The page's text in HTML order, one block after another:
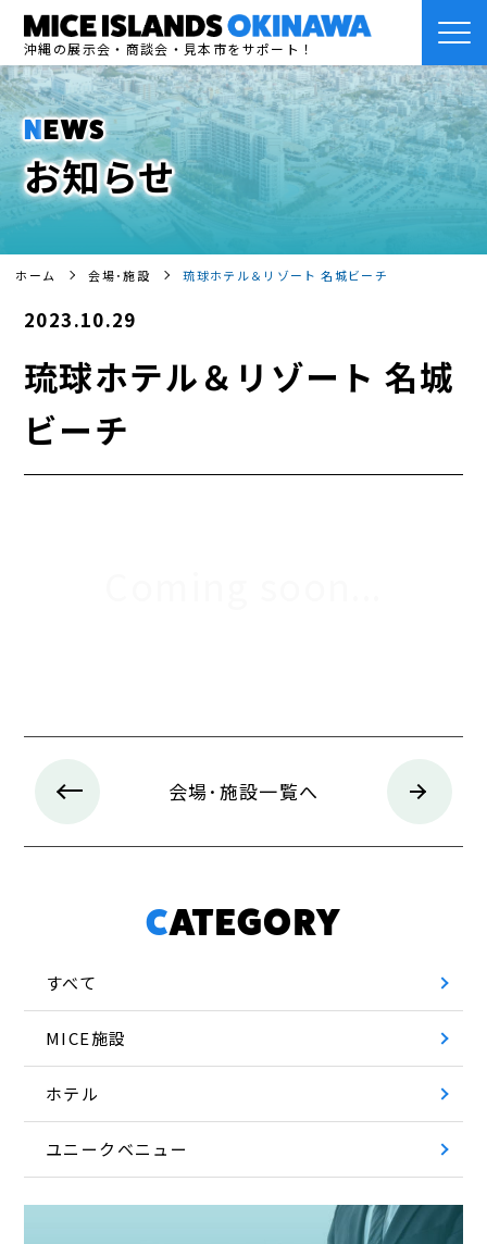
沖縄の展示会・商談会・見本市をサポート！
NEWS
お知らせ
ホーム 会場･施設 琉球ホテル＆リゾート 名城ビーチ
2023.10.29
琉球ホテル＆リゾート 名城
ビーチ
会場･施設一覧へ
CATEGORY
すべて
MICE施設
ホテル
ユニークベニュー